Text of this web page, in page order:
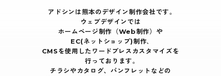
アドシンは熊本のデザイン制作会社です｡
ウェブデザインでは
ホームページ制作（Web制作）や
EC(ネットショップ)制作､
CMSを使用したワードプレスカスタマイズを
行っております｡
チラシやカタログ、パンフレットなどの